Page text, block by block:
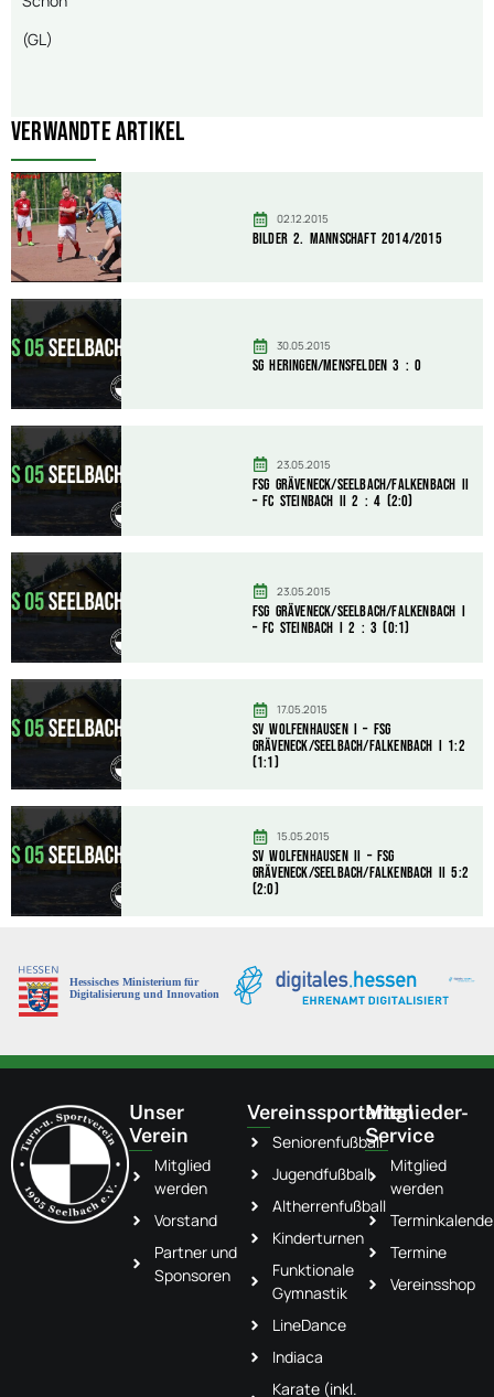
(GL)
Verwandte Artikel
02.12.2015
Bilder 2. Mannschaft 2014/2015
30.05.2015
SG Heringen/Mensfelden 3 : 0
23.05.2015
FSG Gräveneck/Seelbach/Falkenbach II
– FC Steinbach II 2 : 4 (2:0)
23.05.2015
FSG Gräveneck/Seelbach/Falkenbach I
– FC Steinbach I 2 : 3 (0:1)
17.05.2015
SV Wolfenhausen I – FSG
Gräveneck/Seelbach/Falkenbach I 1:2
(1:1)
15.05.2015
SV Wolfenhausen II – FSG
Gräveneck/Seelbach/Falkenbach II 5:2
(2:0)
Unser
Verein
Mitglied
werden
Vorstand
Partner und
Sponsoren
Vereinssportarten
Seniorenfußball
Jugendfußball
Altherrenfußball
Kinderturnen
Funktionale
Gymnastik
LineDance
Indiaca
Karate (inkl.
Mitglieder-
Service
Mitglied
werden
Termine
Vereinsshop